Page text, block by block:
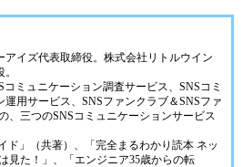
アイズ代表取締役。株式会社リトルウイン
コミュニケーション調査サービス、SNSコミ
運用サービス、SNSファンクラブ＆SNSファ
、三つのSNSコミュニケーションサービス
ド」（共著）、「完全まるわかり読本 ネッ
見た！」、「エンジニア35歳からの転